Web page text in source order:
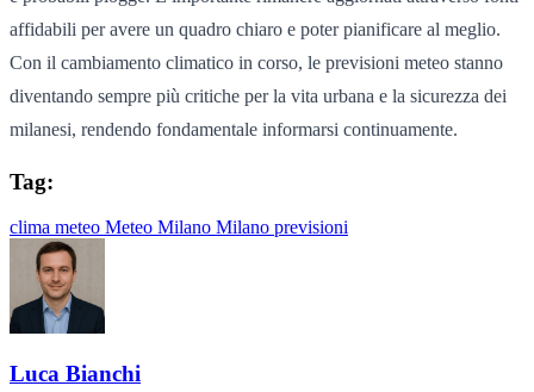
affidabili per avere un quadro chiaro e poter pianificare al meglio.
Con il cambiamento climatico in corso, le previsioni meteo stanno
diventando sempre più critiche per la vita urbana e la sicurezza dei
milanesi, rendendo fondamentale informarsi continuamente.
Tag:
clima meteo Meteo Milano Milano previsioni
Luca Bianchi